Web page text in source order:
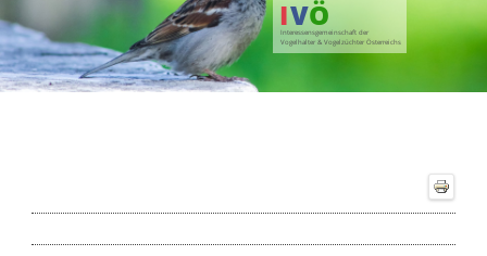
Interessensgemeinschaft der
Vogelhalter & Vogelzüchter Österreichs
IVÖ